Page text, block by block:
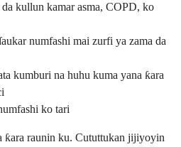
kullun kamar asma, COPD, ko
numfashi mai zurfi ya zama da
kumburi na huhu kuma yana ƙara
ko tari
ƙara raunin ku. Cututtukan jijiyoyin